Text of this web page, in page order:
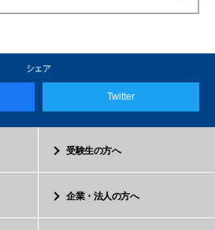
Twitter
受験生の方へ
企業・法人の方へ